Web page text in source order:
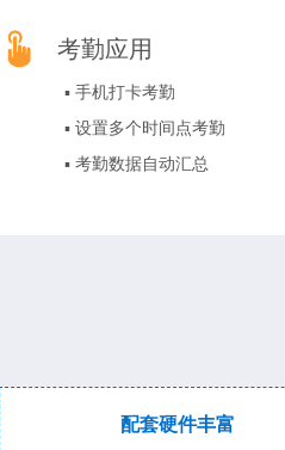
考勤应用
▪ 手机打卡考勤
▪ 设置多个时间点考勤
▪ 考勤数据自动汇总
配套硬件丰富